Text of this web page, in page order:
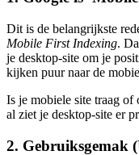
Dit is de belangrijkste
Mobile First Indexing.
je desktop-site om je
kijken puur naar de
Is je mobiele site traag of
al ziet je desktop-site er
2. Gebruiksgemak